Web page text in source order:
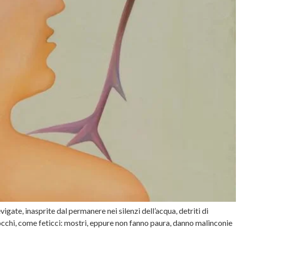
inasprite dal permanere nei silenzi dell’acqua, detriti di
come feticci: mostri, eppure non fanno paura, danno malinconie